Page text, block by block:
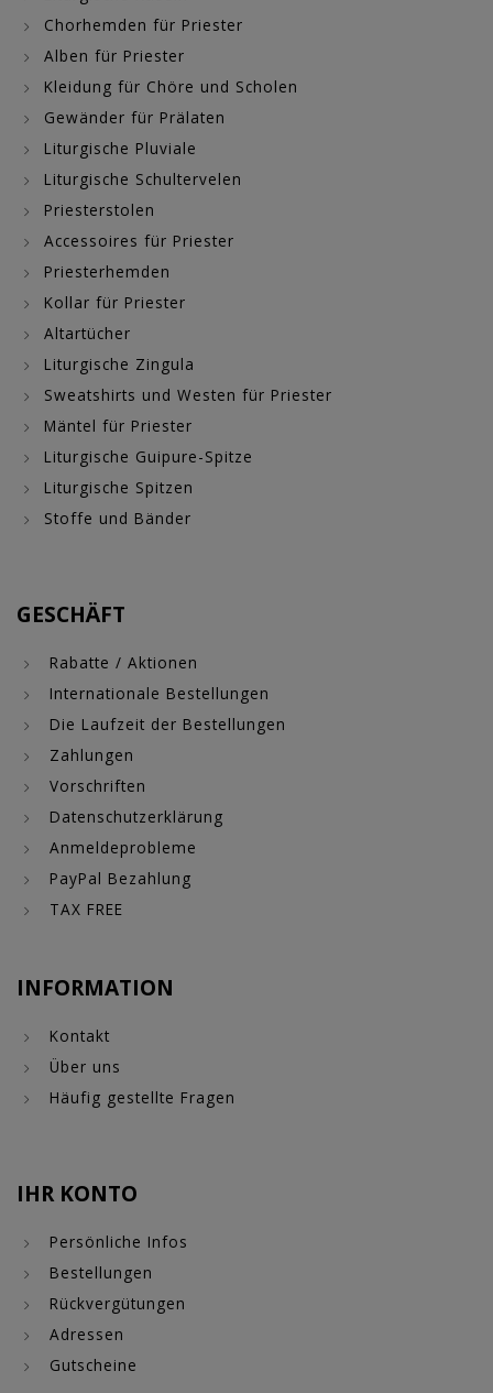
Chorhemden für Priester
Alben für Priester
Kleidung für Chöre und Scholen
Gewänder für Prälaten
Liturgische Pluviale
Liturgische Schultervelen
Priesterstolen
Accessoires für Priester
Priesterhemden
Kollar für Priester
Altartücher
Liturgische Zingula
Sweatshirts und Westen für Priester
Mäntel für Priester
Liturgische Guipure-Spitze
Liturgische Spitzen
Stoffe und Bänder
GESCHÄFT
Rabatte / Aktionen
Internationale Bestellungen
Die Laufzeit der Bestellungen
Zahlungen
Vorschriften
Datenschutzerklärung
Anmeldeprobleme
PayPal Bezahlung
TAX FREE
INFORMATION
Kontakt
Über uns
Häufig gestellte Fragen
IHR KONTO
Persönliche Infos
Bestellungen
Rückvergütungen
Adressen
Gutscheine